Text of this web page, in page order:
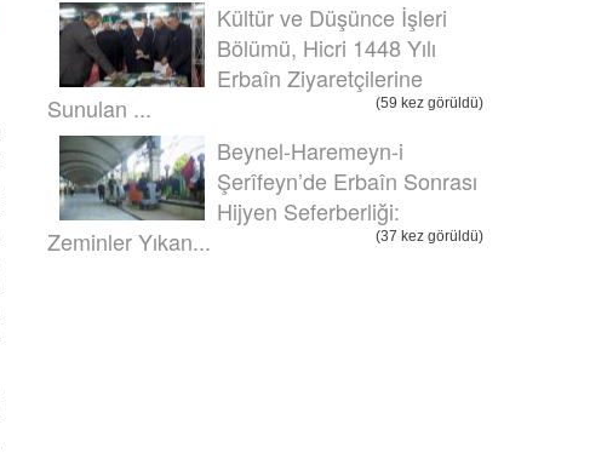
Kültür ve Düşünce İşleri
Bölümü, Hicri 1448 Yılı
Erbaîn Ziyaretçilerine
Sunulan ...
(59 kez görüldü)
Beynel-Haremeyn-i
Şerîfeyn’de Erbaîn Sonrası
Hijyen Seferberliği:
Zeminler Yıkan...
(37 kez görüldü)